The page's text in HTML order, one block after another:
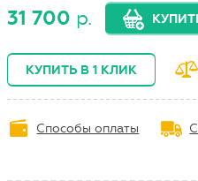
31 700 р.
КУПИТЬ В 1 КЛИК
Способы оплаты